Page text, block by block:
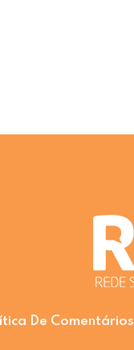
De Comentários